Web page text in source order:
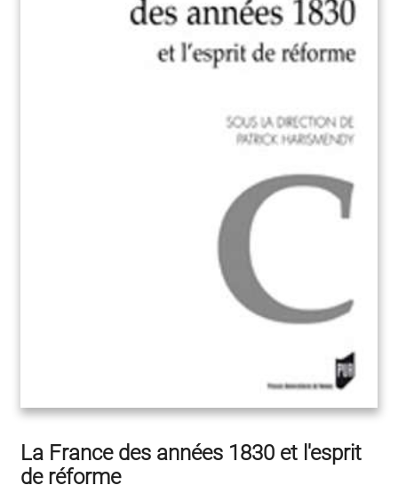
La France des années 1830 et l'esprit
de réforme